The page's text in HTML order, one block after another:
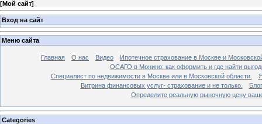
[Мой сайт]
Вход на сайт
Меню сайта
Главная О нас Видео
Ипотечное страхование в Москве и
ОСАГО в Монино: как оформить и где найти
Специалист по недвижимости в Москве или в Московской области.
Витрина финансовых услуг- страхование и не только.
Блог
Определите реальную рыночную цену
Categories